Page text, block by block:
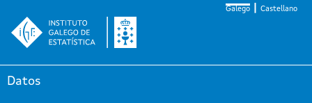
Galego Castellano
Datos